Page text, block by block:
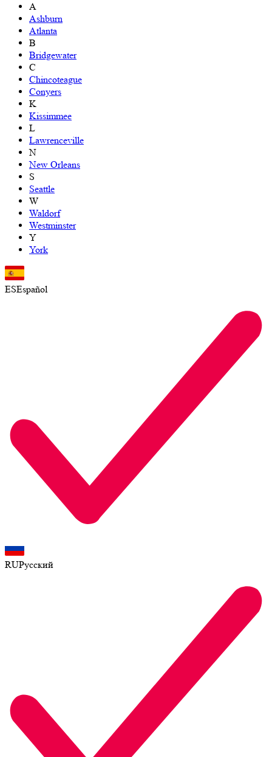
A
Ashburn
Atlanta
B
Bridgewater
C
Chincoteague
Conyers
K
Kissimmee
L
Lawrenceville
N
New Orleans
S
Seattle
W
Waldorf
Westminster
Y
York
ESEspañol
RUРусский